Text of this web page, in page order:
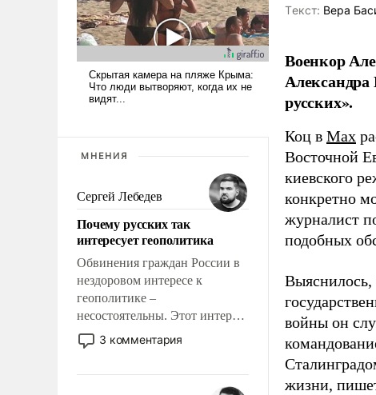
МНЕНИЯ
Сергей Лебедев
Почему русских так
интересует геополитика
Обвинения граждан России в
нездоровом интересе к
геополитике –
несостоятельны. Этот интерес
рационален и прагматичен. Он
обусловлен тысячелетним
3 комментария
Tекст: Вера
Военкор
Александра
русских».
Коц в Мах
Восточной
киевского
конкретно
журналист
подобных
войны он
жизни,